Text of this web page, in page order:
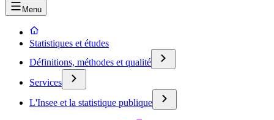
Menu
Statistiques et études
Définitions, méthodes et qualité
Services
L'Insee et la statistique publique